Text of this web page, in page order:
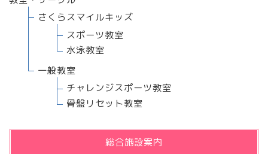
さくらスマイルキッズ
スポーツ教室
水泳教室
一般教室
チャレンジスポーツ教室
骨盤リセット教室
総合施設案内